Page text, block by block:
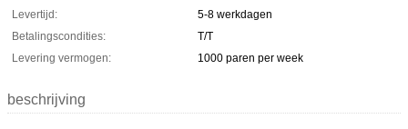
Levertijd:
5-8 werkdagen
Betalingscondities:
T/T
Levering vermogen:
1000 paren per week
beschrijving